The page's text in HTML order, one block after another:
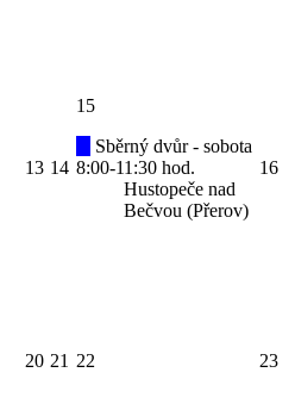
13 14
15
Sběrný dvůr - sobota
8:00-11:30 hod.
Hustopeče nad
Bečvou (Přerov)
16
20 21 22 23